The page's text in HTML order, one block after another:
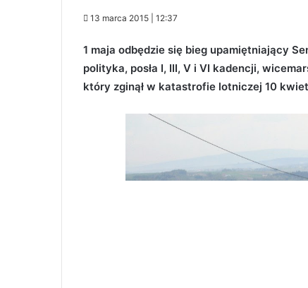
13 marca 2015 | 12:37
1 maja odbędzie się bieg upamiętniający
polityka, posła I, III, V i VI kadencji,
który zginął w katastrofie lotniczej 10